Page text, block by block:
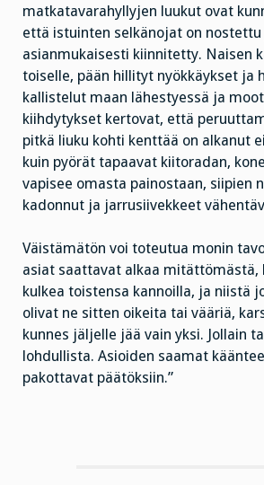
matkatavarahyllyjen luukut ovat
että istuinten selkänojat on
asianmukaisesti kiinnitetty. Naisen
toiselle, pään hillityt nyökkäykset ja
kallistelut maan lähestyessä ja
kiihdytykset kertovat, että
pitkä liuku kohti kenttää on alkanut
kuin pyörät tapaavat kiitoradan,
vapisee omasta painostaan, siipien
kadonnut ja jarrusiivekkeet
Väistämätön voi toteutua monin
asiat saattavat alkaa mitättömästä,
kulkea toistensa kannoilla, ja niistä
olivat ne sitten oikeita tai vääriä,
kunnes jäljelle jää vain yksi. Jollain
lohdullista. Asioiden saamat
pakottavat päätöksiin.”